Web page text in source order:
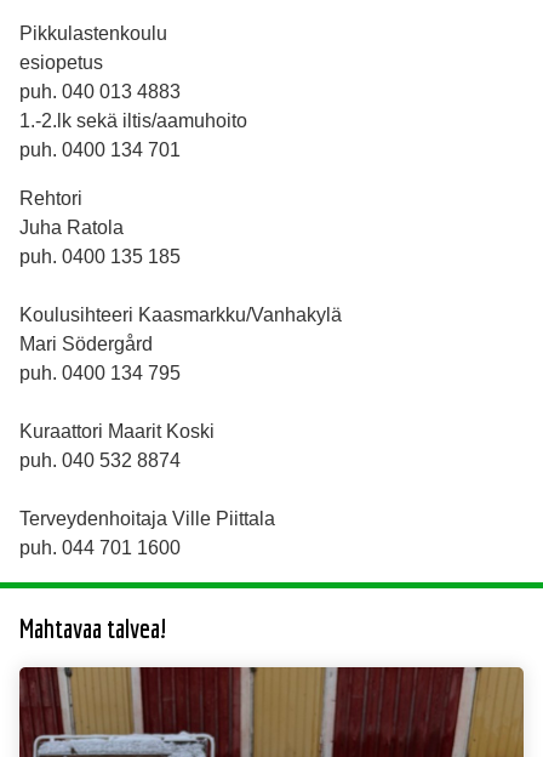
Pikkulastenkoulu
esiopetus
puh. 040 013 4883
1.-2.lk sekä iltis/aamuhoito
puh. 0400 134 701
Rehtori
Juha Ratola
puh. 0400 135 185
Koulusihteeri Kaasmarkku/Vanhakylä
Mari Södergård
puh. 0400 134 795
Kuraattori Maarit Koski
puh. 040 532 8874
Terveydenhoitaja Ville Piittala
puh. 044 701 1600
Mahtavaa talvea!